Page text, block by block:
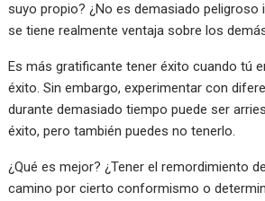
suyo propio? ¿No es demasiado peligroso
se tiene realmente ventaja sobre los
Es más gratificante tener éxito cuando tú
éxito. Sin embargo, experimentar con
durante demasiado tiempo puede ser
éxito, pero también puedes no tenerlo.
¿Qué es mejor? ¿Tener el remordimiento
camino por cierto conformismo o